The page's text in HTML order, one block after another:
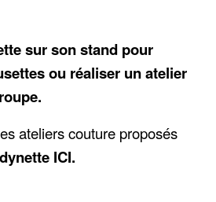
sur son stand pour
ou réaliser un atelier
ateliers couture proposés
ICI.